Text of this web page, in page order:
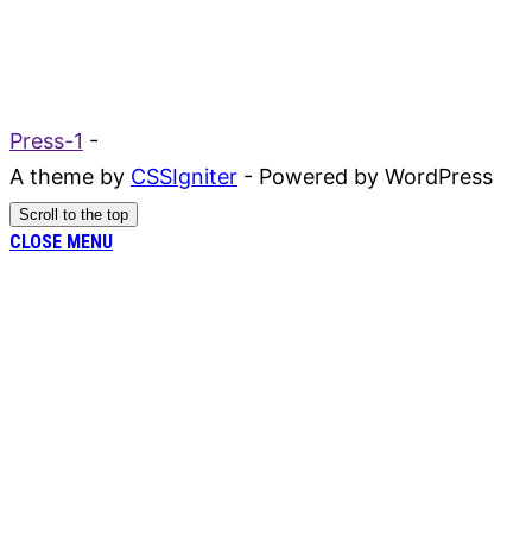
Press-1 -
A theme by CSSIgniter - Powered by WordPress
Scroll to the top
CLOSE MENU